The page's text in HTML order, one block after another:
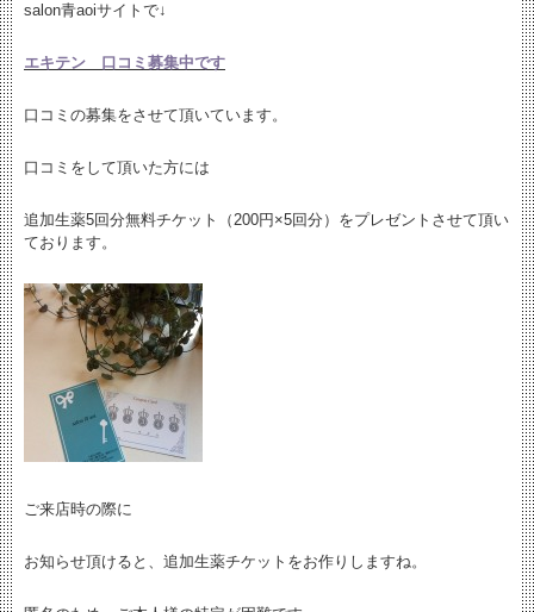
salon青aoiサイトで↓
エキテン 口コミ募集中です
口コミの募集をさせて頂いています。
口コミをして頂いた方には
追加生薬5回分無料チケット（200円×5回分）をプレゼントさせて頂い
ております。
ご来店時の際に
お知らせ頂けると、追加生薬チケットをお作りしますね。